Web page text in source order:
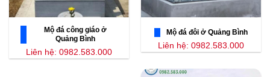
Mộ đá công giáo ở
Quảng Bình
Liên hệ: 0982.583.000
Mộ đá đôi ở Quảng Bình
Liên hệ: 0982.583.000